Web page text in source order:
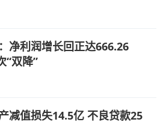
净利润增长回正达666.26
“双降”
减值损失14.5亿 不良贷款25